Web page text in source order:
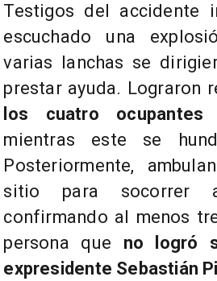
​Testigos del accidente
escuchado una
varias lanchas se
prestar ayuda. Lograron
los cuatro ocupantes
mientras este se
Posteriormente,
sitio para socorrer
confirmando al menos
persona que no logró
expresidente Sebastián